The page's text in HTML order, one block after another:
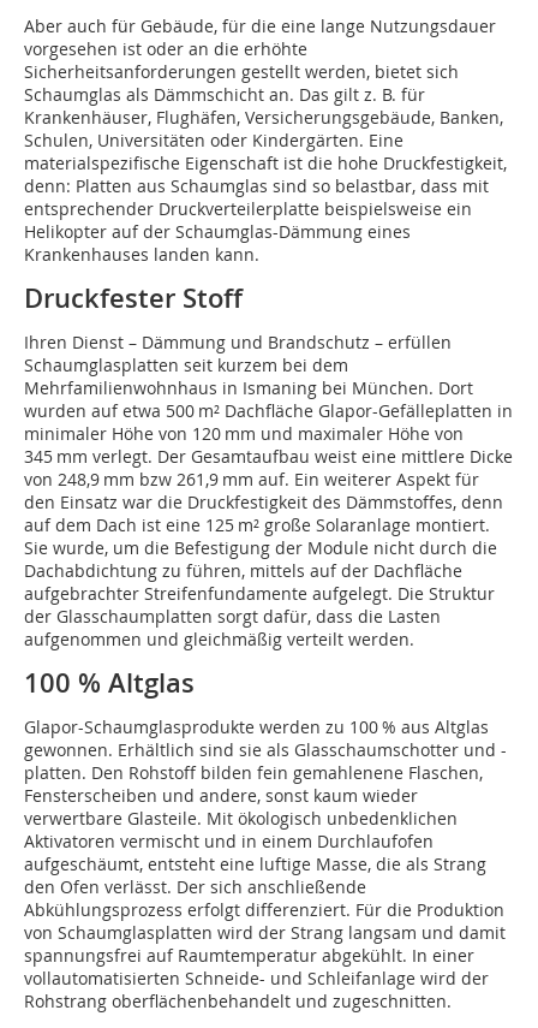
Aber auch für Gebäude, für die eine lange Nutzungsdauer
vorgesehen ist oder an die erhöhte
Sicherheitsanforderungen gestellt werden, bietet sich
Schaumglas als Dämmschicht an. Das gilt z. B. für
Krankenhäuser, Flughäfen, Versicherungsgebäude, Banken,
Schulen, Universitäten oder Kindergärten. Eine
materialspezifische Eigenschaft ist die hohe Druckfestigkeit,
denn: Platten aus Schaumglas sind so belastbar, dass mit
entsprechender Druckverteilerplatte beispielsweise ein
Helikopter auf der Schaumglas-Dämmung eines
Krankenhauses landen kann.
Druckfester Stoff
Ihren Dienst – Dämmung und Brandschutz – erfüllen
Schaumglasplatten seit kurzem bei dem
Mehrfamilienwohnhaus in Ismaning bei München. Dort
wurden auf etwa 500 m² Dachfläche Glapor-Gefälleplatten in
minimaler Höhe von 120 mm und maximaler Höhe von
345 mm verlegt. Der Gesamtaufbau weist eine mittlere Dicke
von 248,9 mm bzw 261,9 mm auf. Ein weiterer Aspekt für
den Einsatz war die Druckfestigkeit des Dämmstoffes, denn
auf dem Dach ist eine 125 m² große Solaranlage montiert.
Sie wurde, um die Befestigung der Module nicht durch die
Dachabdichtung zu führen, mittels auf der Dachfläche
aufgebrachter Streifenfundamente aufgelegt. Die Struktur
der Glasschaumplatten sorgt dafür, dass die Lasten
aufgenommen und gleichmäßig verteilt werden.
100 % Altglas
Glapor-Schaumglasprodukte werden zu 100 % aus Altglas
gewonnen. Erhältlich sind sie als Glasschaumschotter und -
platten. Den Rohstoff bilden fein gemahlenene Flaschen,
Fensterscheiben und andere, sonst kaum wieder
verwertbare Glasteile. Mit ökologisch unbedenklichen
Aktivatoren vermischt und in einem Durchlaufofen
aufgeschäumt, entsteht eine luftige Masse, die als Strang
den Ofen verlässt. Der sich anschließende
Abkühlungsprozess erfolgt differenziert. Für die Produktion
von Schaumglasplatten wird der Strang langsam und damit
spannungsfrei auf Raumtemperatur abgekühlt. In einer
vollautomatisierten Schneide- und Schleifanlage wird der
Rohstrang oberflächenbehandelt und zugeschnitten.